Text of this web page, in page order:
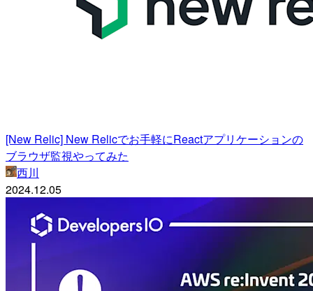
[New Relic] New Relicでお手軽にReactアプリケーションの
ブラウザ監視やってみた
西川
2024.12.05